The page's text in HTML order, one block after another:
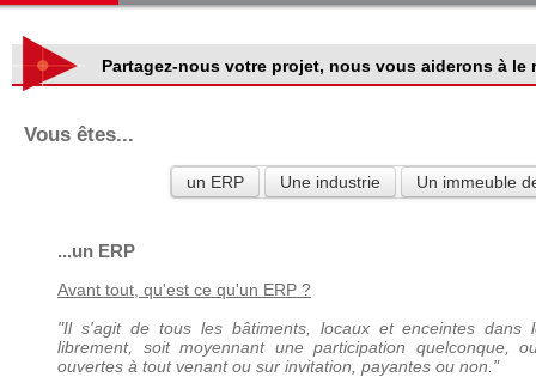
Partagez-nous votre projet, nous vous aiderons à le
Vous êtes...
un ERP Une industrie Un immeuble
...un ERP
Avant tout, qu'est ce qu'un ERP ?
"Il s'agit de tous les bâtiments, locaux et enceintes dans
librement, soit moyennant une participation quelconque,
ouvertes à tout venant ou sur invitation, payantes ou non."